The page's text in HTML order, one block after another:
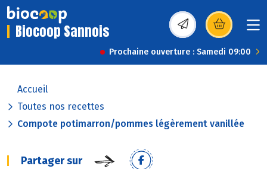
Biocoop Sannois (s’ouvre dans une
Prochaine ouverture : Samedi 09:00
Accueil
Toutes nos recettes
Compote potimarron/pommes légèrement vanillée
Partager sur